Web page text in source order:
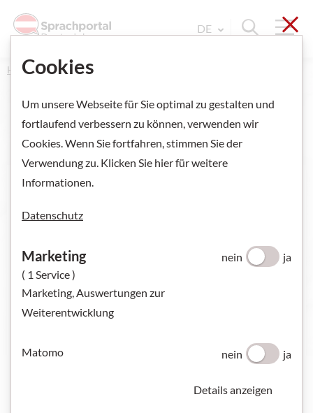
Suche
Sprache Wechseln.
DE
Home
VORSCHAU ANZEIGEN
Cookies
Um unsere Webseite für Sie optimal zu gestalten und
fortlaufend verbessern zu können, verwenden wir
Cookies. Wenn Sie fortfahren, stimmen Sie der
Verwendung zu. Klicken Sie hier für weitere
Informationen.
Datenschutz
Marketing
( 1 Service )
Marketing, Auswertungen zur
Weiterentwicklung
nein ja
Matomo nein ja
Details anzeigen